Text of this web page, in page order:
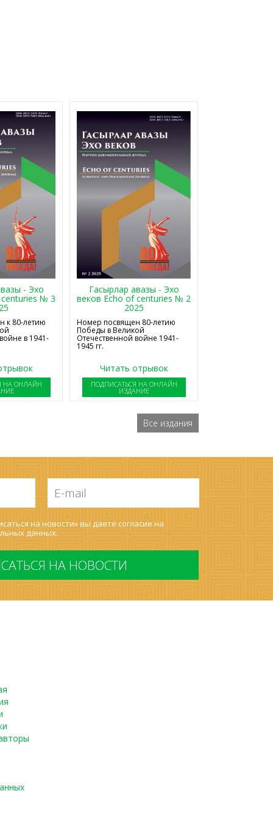
- Эхо
№ 3
к 80-летию
в 1941-
НА ОНЛАЙН
Гасырлар авазы - Эхо
веков Echo of centuries № 2
2025
Номер посвящен 80-летию
Победы в Великой
Отечественной войне 1941-
1945 гг.
Читать отрывок
ПОДПИСАТЬСЯ НА ОНЛАЙН
ИЗДАНИЕ
Все издания
mail
*
на новости» вы даете согласие на
данных.